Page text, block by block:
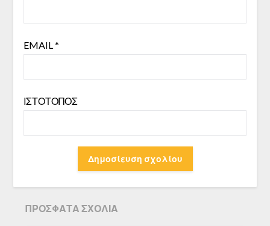
EMAIL *
ΙΣΤΌΤΟΠΟΣ
ΠΡΌΣΦΑΤΑ ΣΧΌΛΙΑ